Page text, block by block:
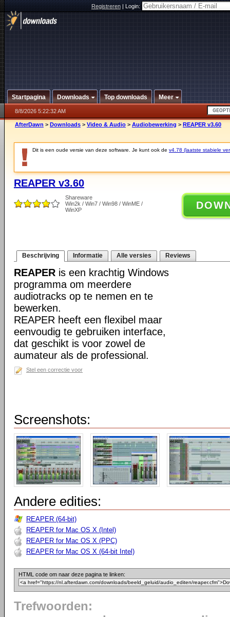
Registreren|Login:
Startpagina Downloads Top downloads Meer
8/8/2026 5:22:32 AM
AfterDawn > Downloads > Video & Audio > Audiobewerking > REAPER v3.60
Dit is een oude versie van deze software. Je kunt ook de v4.78 (laatste stabiele
REAPER v3.60
Shareware
Win2k / Win7 / Win98 / WinME /
WinXP
Beschrijving Informatie Alle versies Reviews
REAPER is een krachtig Windows
programma om meerdere
audiotracks op te nemen en te
bewerken.
REAPER heeft een flexibel maar
eenvoudig te gebruiken interface,
dat geschikt is voor zowel de
aumateur als de professional.
Stel een correctie voor
Screenshots:
Andere edities:
REAPER (64-bit)
REAPER for Mac OS X (Intel)
REAPER for Mac OS X (PPC)
REAPER for Mac OS X (64-bit Intel)
HTML code om naar deze pagina te linken:
Trefwoorden: